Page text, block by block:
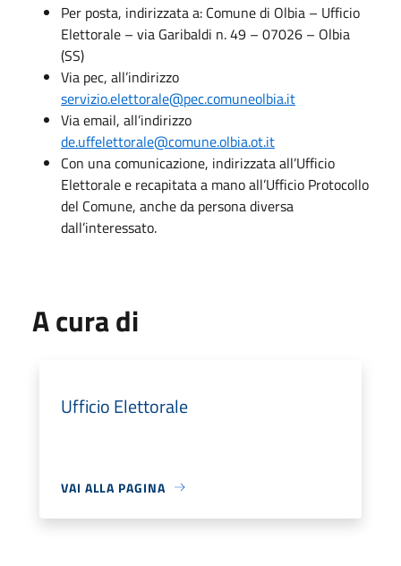
Per posta, indirizzata a: Comune di Olbia – Ufficio
Elettorale – via Garibaldi n. 49 – 07026 – Olbia
(SS)
Via pec, all’indirizzo
servizio.elettorale@pec.comuneolbia.it
Via email, all’indirizzo
de.uffelettorale@comune.olbia.ot.it
Con una comunicazione, indirizzata all’Ufficio
Elettorale e recapitata a mano all’Ufficio Protocollo
del Comune, anche da persona diversa
dall’interessato.
A cura di
Ufficio Elettorale
VAI ALLA PAGINA